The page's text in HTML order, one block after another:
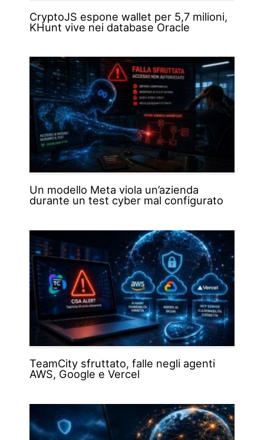
CryptoJS espone wallet per 5,7 milioni,
KHunt vive nei database Oracle
Un modello Meta viola un’azienda
durante un test cyber mal configurato
TeamCity sfruttato, falle negli agenti
AWS, Google e Vercel